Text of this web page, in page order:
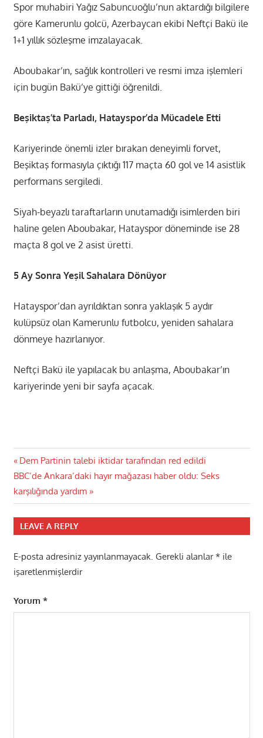
Spor muhabiri Yağız Sabuncuoğlu’nun aktardığı bilgilere
göre Kamerunlu golcü, Azerbaycan ekibi Neftçi Bakü ile
1+1 yıllık sözleşme imzalayacak.
Aboubakar’ın, sağlık kontrolleri ve resmi imza işlemleri
için bugün Bakü’ye gittiği öğrenildi.
Beşiktaş’ta Parladı, Hatayspor’da Mücadele Etti
Kariyerinde önemli izler bırakan deneyimli forvet,
Beşiktaş formasıyla çıktığı 117 maçta 60 gol ve 14 asistlik
performans sergiledi.
Siyah-beyazlı taraftarların unutamadığı isimlerden biri
haline gelen Aboubakar, Hatayspor döneminde ise 28
maçta 8 gol ve 2 asist üretti.
5 Ay Sonra Yeşil Sahalara Dönüyor
Hatayspor’dan ayrıldıktan sonra yaklaşık 5 aydır
kulüpsüz olan Kamerunlu futbolcu, yeniden sahalara
dönmeye hazırlanıyor.
Neftçi Bakü ile yapılacak bu anlaşma, Aboubakar’ın
kariyerinde yeni bir sayfa açacak.
Yazı
gezinmesi
Previous
Post:
Dem Partinin talebi iktidar tarafından red edildi
Next
Post:
BBC’de Ankara’daki hayır mağazası haber oldu: Seks
karşılığında yardım
LEAVE A REPLY
E-posta adresiniz yayınlanmayacak. Gerekli alanlar*ile
işaretlenmişlerdir
Yorum *